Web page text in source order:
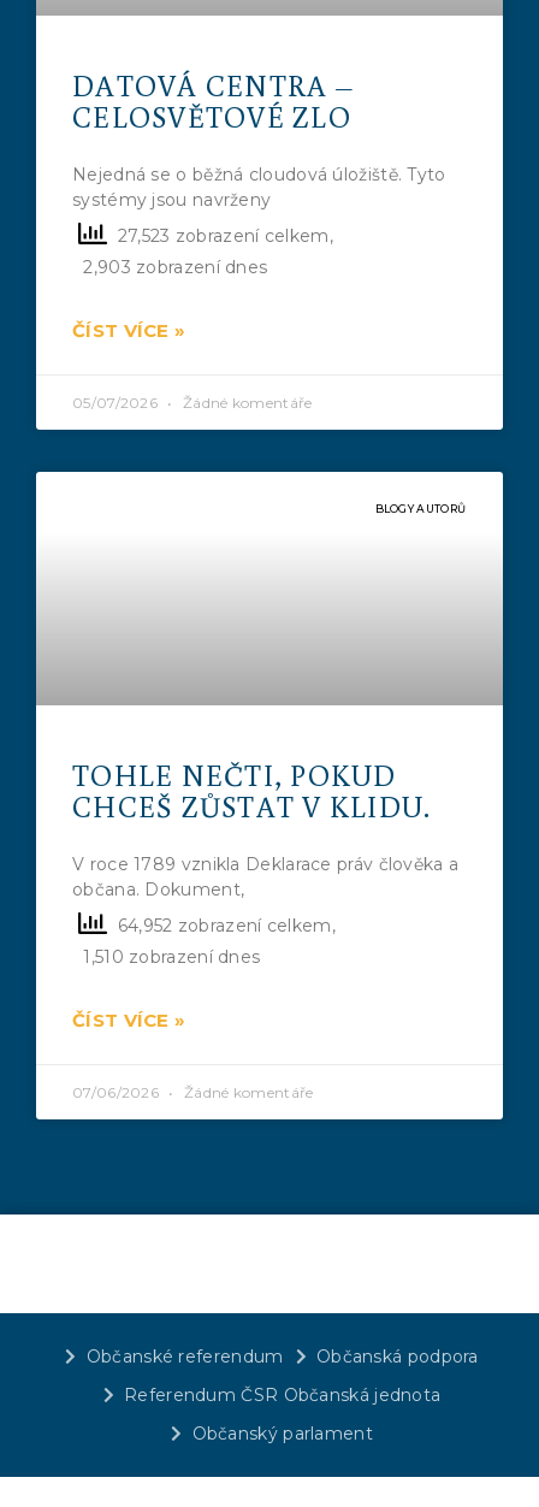
DATOVÁ CENTRA –
CELOSVĚTOVÉ ZLO
Nejedná se o běžná cloudová úložiště. Tyto
systémy jsou navrženy
27,523 zobrazení celkem,
2,903 zobrazení dnes
ČÍST VÍCE »
05/07/2026 Žádné komentáře
BLOGY AUTORŮ
TOHLE NEČTI, POKUD
CHCEŠ ZŮSTAT V KLIDU.
V roce 1789 vznikla Deklarace práv člověka a
občana. Dokument,
64,952 zobrazení celkem,
1,510 zobrazení dnes
ČÍST VÍCE »
07/06/2026 Žádné komentáře
Občanské referendum
Občanská podpora
Referendum ČSR Občanská jednota
Občanský parlament